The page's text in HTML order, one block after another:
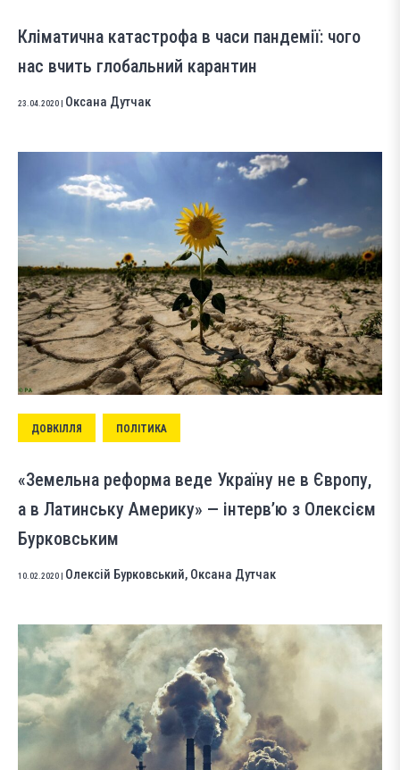
Кліматична катастрофа в часи пандемії: чого
нас вчить глобальний карантин
23.04.2020 Оксана Дутчак
ДОВКІЛЛЯ ПОЛІТИКА
«Земельна реформа веде Україну не в Європу,
а в Латинську Америку» — інтерв’ю з Олексієм
Бурковським
10.02.2020 Олексій Бурковський, Оксана Дутчак